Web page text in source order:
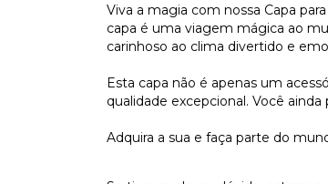
Viva a magia com nossa Capa
capa é uma viagem mágica ao
carinhoso ao clima divertido e
Esta capa não é apenas um
qualidade excepcional. Você
Adquira a sua e faça parte do